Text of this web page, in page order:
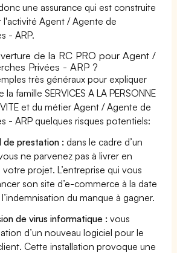
une assurance qui est construite
l'activité Agent / Agente de
- ARP.
de la RC PRO pour Agent /
Privées - ARP ?
très généraux pour expliquer
famille SERVICES A LA PERSONNE
et du métier Agent / Agente de
- ARP quelques risques potentiels:
de prestation : dans le cadre d’un
ne parvenez pas à livrer en
projet. L’entreprise qui vous
son site d’e-commerce à la date
du manque à gagner.
de virus informatique : vous
d’un nouveau logiciel pour le
Cette installation provoque une